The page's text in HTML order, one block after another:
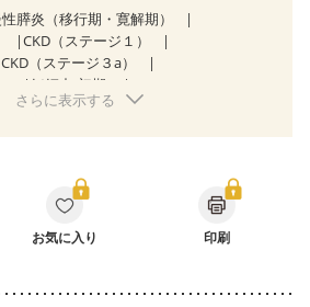
膵炎（移行期・寛解期）
CKD（ステージ１）
CKD（ステージ３a）
妊娠中(初期)
になる（初期）
リウマチ 更年期
さらに表示する
お気に入り 印刷